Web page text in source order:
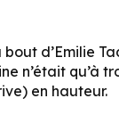
d’Emilie
n’était qu’à
en hauteur.